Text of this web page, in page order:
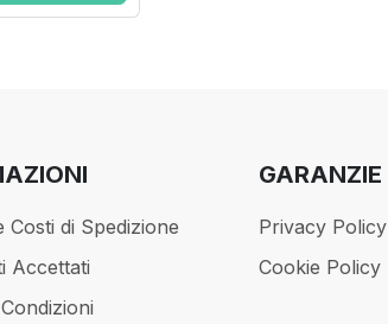
Costi di Spedizione
Accettati
GARANZIE
Privacy Policy
Cookie Policy